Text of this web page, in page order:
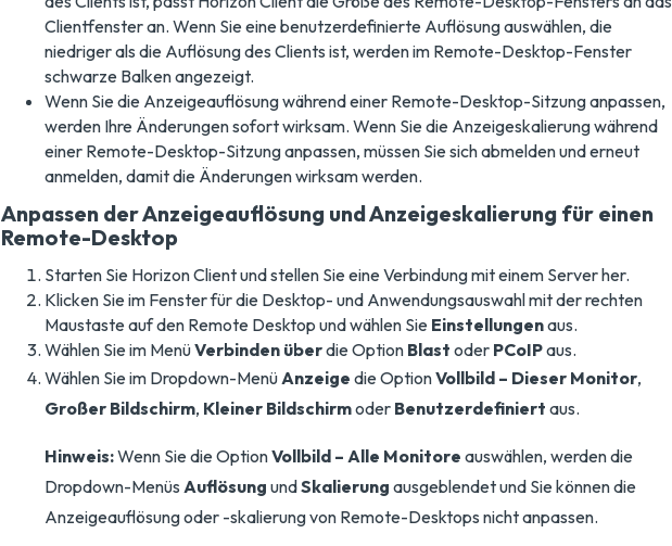
Clientfenster an. Wenn Sie eine benutzerdefinierte Auflösung auswählen, die
niedriger als die Auflösung des Clients ist, werden im Remote-Desktop-Fenster
schwarze Balken angezeigt.
Wenn Sie die Anzeigeauflösung während einer Remote-Desktop-Sitzung anpassen,
werden Ihre Änderungen sofort wirksam. Wenn Sie die Anzeigeskalierung während
einer Remote-Desktop-Sitzung anpassen, müssen Sie sich abmelden und erneut
anmelden, damit die Änderungen wirksam werden.
Anpassen der Anzeigeauflösung und Anzeigeskalierung für einen
Remote-Desktop
Starten Sie Horizon Client und stellen Sie eine Verbindung mit einem Server her.
Klicken Sie im Fenster für die Desktop- und Anwendungsauswahl mit der rechten
Maustaste auf den Remote Desktop und wählen Sie Einstellungenaus.
Wählen Sie im MenüVerbinden überdie Option Blast oder PCoIPaus.
Wählen Sie im Dropdown-MenüAnzeige die OptionVollbild – Dieser Monitor,
Großer Bildschirm, Kleiner Bildschirmoder Benutzerdefiniert aus.
Hinweis:Wenn Sie die OptionVollbild – Alle Monitore auswählen, werden die
Dropdown-Menüs Auflösung undSkalierung ausgeblendet und Sie können die
Anzeigeauflösung oder -skalierung von Remote-Desktops nicht anpassen.